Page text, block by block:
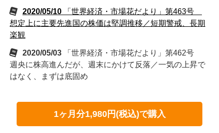
2020/05/10
「世界経済・市場花だより」第463号
想定上に主要先進国の株価は堅調推移／短期警戒、長期
楽観
2020/05/03
「世界経済・市場花だより」第462号
週央に株高進んだが、週末にかけて反落／一気の上昇で
はなく、まずは底固め
1ヶ月分1,980円(税込)で購入